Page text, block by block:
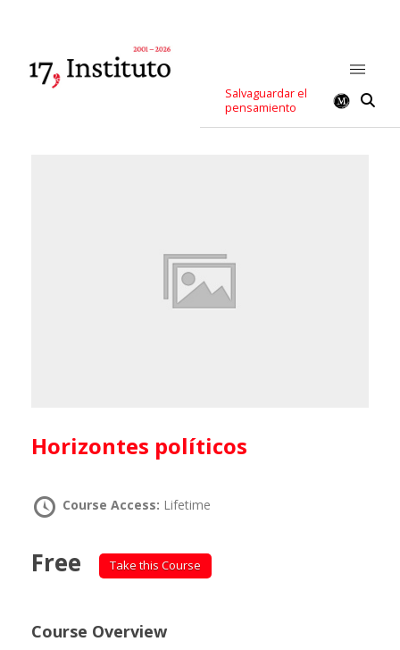
Salvaguardar el
pensamiento
Horizontes políticos
Course Access: Lifetime
Free Take this Course
Course Overview